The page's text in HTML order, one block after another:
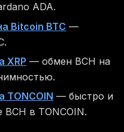
ADA.
Bitcoin BTC —
XRP — обмен BCH на
TONCOIN — быстро и
BCH в TONCOIN.